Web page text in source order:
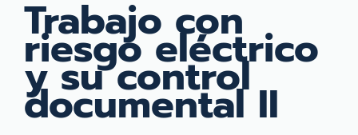
Trabajo con
riesgo eléctrico
y su control
documental II